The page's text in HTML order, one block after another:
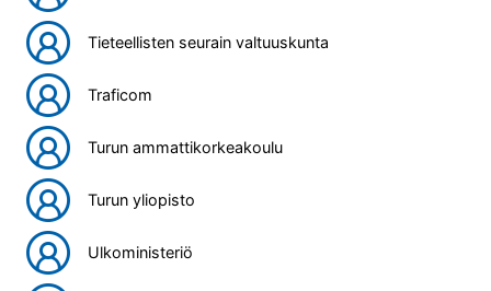
Tieteellisten seurain valtuuskunta
Traficom
Turun ammattikorkeakoulu
Turun yliopisto
Ulkoministeriö